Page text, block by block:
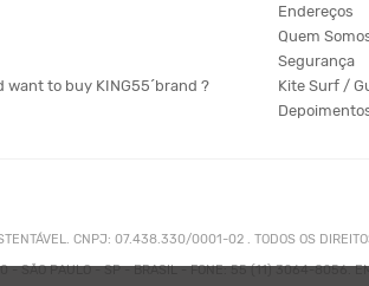
want to buy KING55´brand ?
Endereços
Quem
Segurança
Kite Surf /
CNPJ: 07.438.330/0001-02 . TODOS OS
- SÃO PAULO - SP - BRASIL - FONE: 55 (11) 3064-8056.